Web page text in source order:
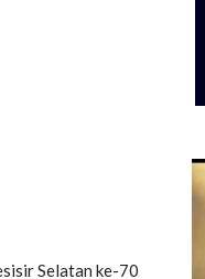
Selatan ke-70